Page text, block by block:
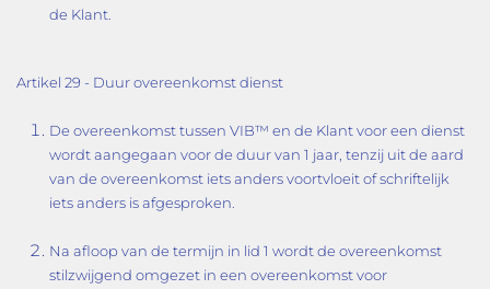
de Klant.
Artikel 29 - Duur overeenkomst dienst
De overeenkomst tussen VIB™ en de Klant voor een dienst
wordt aangegaan voor de duur van 1 jaar, tenzij uit de aard
van de overeenkomst iets anders voortvloeit of schriftelijk
iets anders is afgesproken.
Na afloop van de termijn in lid 1 wordt de overeenkomst
stilzwijgend omgezet in een overeenkomst voor